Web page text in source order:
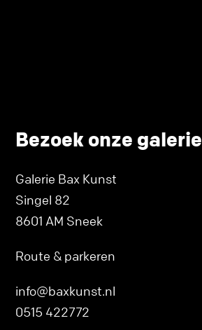
Bezoek onze galerie
Galerie Bax Kunst
Singel 82
8601 AM Sneek
Route & parkeren
info@baxkunst.nl
0515 422772